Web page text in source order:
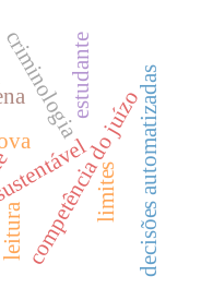
criminologia
leituracompetência do juízodecisões automatizadas
limites
estudante